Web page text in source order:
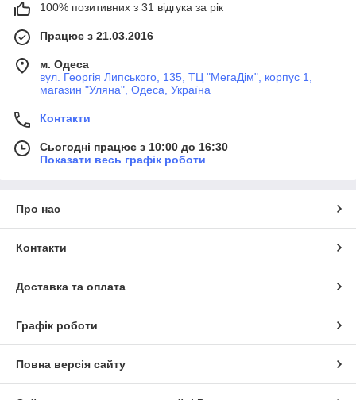
100% позитивних з 31 відгука за рік
Працює з 21.03.2016
м. Одеса
вул. Георгія Липського, 135, ТЦ "МегаДім", корпус 1,
магазин "Уляна", Одеса, Україна
Контакти
Сьогодні працює з 10:00 до 16:30
Показати весь графік роботи
Про нас
Контакти
Доставка та оплата
Графік роботи
Повна версія сайту